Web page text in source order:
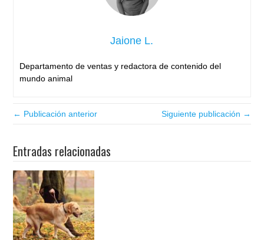
Jaione L.
Departamento de ventas y redactora de contenido del
mundo animal
← Publicación anterior Siguiente publicación →
Entradas relacionadas